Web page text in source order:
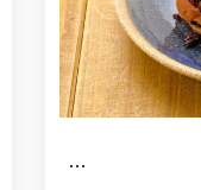
…